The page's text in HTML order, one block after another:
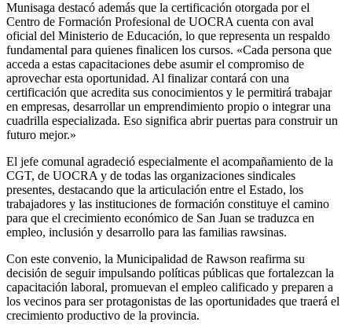
Munisaga destacó además que la certificación otorgada por el
Centro de Formación Profesional de UOCRA cuenta con aval
oficial del Ministerio de Educación, lo que representa un respaldo
fundamental para quienes finalicen los cursos. «Cada persona que
acceda a estas capacitaciones debe asumir el compromiso de
aprovechar esta oportunidad. Al finalizar contará con una
certificación que acredita sus conocimientos y le permitirá trabajar
en empresas, desarrollar un emprendimiento propio o integrar una
cuadrilla especializada. Eso significa abrir puertas para construir un
futuro mejor.»
El jefe comunal agradeció especialmente el acompañamiento de la
CGT, de UOCRA y de todas las organizaciones sindicales
presentes, destacando que la articulación entre el Estado, los
trabajadores y las instituciones de formación constituye el camino
para que el crecimiento económico de San Juan se traduzca en
empleo, inclusión y desarrollo para las familias rawsinas.
Con este convenio, la Municipalidad de Rawson reafirma su
decisión de seguir impulsando políticas públicas que fortalezcan la
capacitación laboral, promuevan el empleo calificado y preparen a
los vecinos para ser protagonistas de las oportunidades que traerá el
crecimiento productivo de la provincia.